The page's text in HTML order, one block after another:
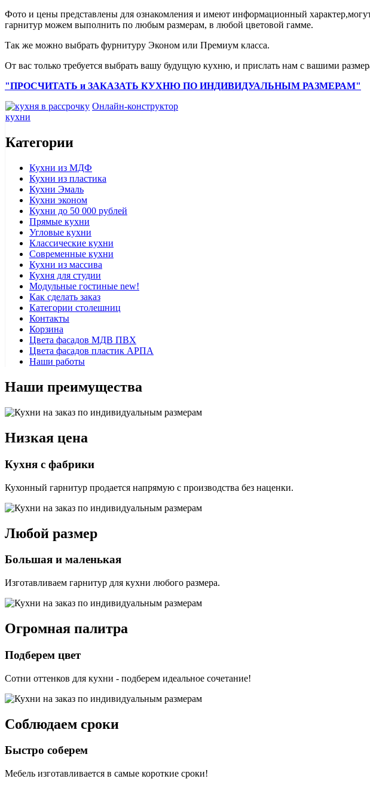
Фото и цены представлены для ознакомления и имеют информационный
гарнитур можем выполнить по любым размерам, в любой цветовой гамме.
Так же можно выбрать фурнитуру Эконом или Премиум класса.
От вас только требуется выбрать вашу будущую кухню, и прислать нам с вашими
"ПРОСЧИТАТЬ и ЗАКАЗАТЬ КУХНЮ ПО ИНДИВИДУАЛЬНЫМ РАЗМЕРАМ"
Онлайн-конструктор
кухни
Категории
Кухни из МДФ
Кухни из пластика
Кухни Эмаль
Кухни эконом
Кухни до 50 000 рублей
Прямые кухни
Угловые кухни
Классические кухни
Современные кухни
Кухни из массива
Кухня для студии
Модульные гостиные new!
Как сделать заказ
Категории столешниц
Контакты
Корзина
Цвета фасадов МДВ ПВХ
Цвета фасадов пластик АРПА
Наши работы
Наши преимущества
Низкая цена
Кухня с фабрики
Кухонный гарнитур продается напрямую с производства без наценки.
Любой размер
Большая и маленькая
Изготавливаем гарнитур для кухни любого размера.
Огромная палитра
Подберем цвет
Сотни оттенков для кухни - подберем идеальное сочетание!
Соблюдаем сроки
Быстро соберем
Мебель изготавливается в самые короткие сроки!